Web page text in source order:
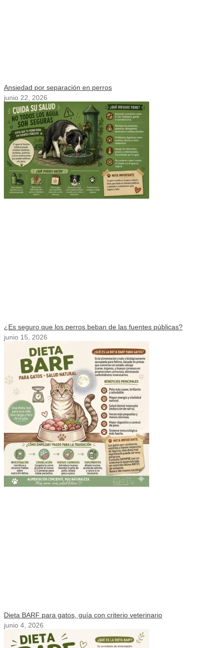
Ansiedad por separación en perros
junio 22, 2026
¿Es seguro que los perros beban de las fuentes públicas?
junio 15, 2026
Dieta BARF para gatos, guía con criterio veterinario
junio 4, 2026